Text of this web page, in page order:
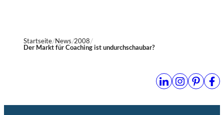
Startseite News 2008
Der Markt für Coaching ist undurchschaubar?